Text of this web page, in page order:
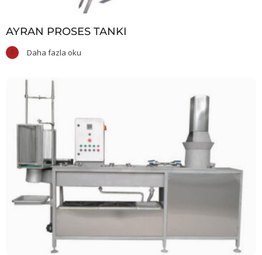
AYRAN PROSES TANKI
Daha fazla oku